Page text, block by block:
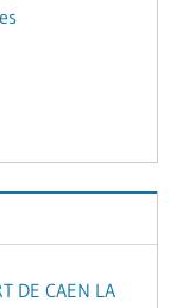
DE CAEN LA